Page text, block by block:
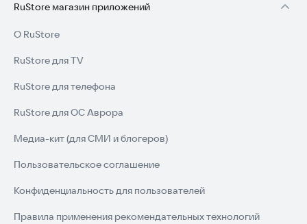
RuStore магазин приложений
О RuStore
RuStore для TV
RuStore для телефона
RuStore для ОС Аврора
Медиа-кит (для СМИ и блогеров)
Пользовательское соглашение
Конфиденциальность для пользователей
Правила применения рекомендательных технологий